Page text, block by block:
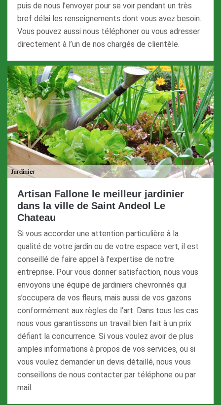
puis de nous l’envoyer pour se voir pendant un très
bref délai les renseignements dont vous avez besoin.
Vous pouvez aussi nous téléphoner ou vous adresser
directement à l’un de nos chargés de clientèle.
Artisan Fallone le meilleur jardinier
dans la ville de Saint Andeol Le
Chateau
Si vous accorder une attention particulière à la
qualité de votre jardin ou de votre espace vert, il est
conseillé de faire appel à l’expertise de notre
entreprise. Pour vous donner satisfaction, nous vous
envoyons une équipe de jardiniers chevronnés qui
s’occupera de vos fleurs, mais aussi de vos gazons
conformément aux règles de l’art. Dans tous les cas
nous vous garantissons un travail bien fait à un prix
défiant la concurrence. Si vous voulez avoir de plus
amples informations à propos de vos services, ou si
vous voulez demander un devis détaillé, nous vous
conseillons de nous contacter par téléphone ou par
mail.